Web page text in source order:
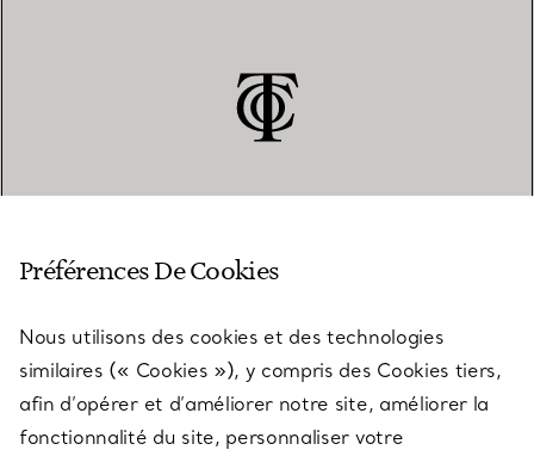
SERVICES
À PROPOS
Préférences De Cookies
Nous utilisons des cookies et des technologies
similaires (« Cookies »), y compris des Cookies tiers,
afin d’opérer et d’améliorer notre site, améliorer la
fonctionnalité du site, personnaliser votre